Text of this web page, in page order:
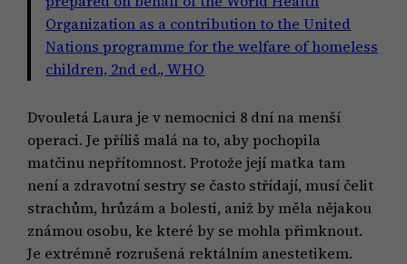
Organization as a contribution to the United
Nations programme for the welfare of homeless
children, 2nd ed., WHO
Dvouletá Laura je v nemocnici 8 dní na menší
operaci. Je příliš malá na to, aby pochopila
matčinu nepřítomnost. Protože její matka tam
není a zdravotní sestry se často střídají, musí čelit
strachům, hrůzám a bolesti, aniž by měla nějakou
známou osobu, ke které by se mohla přimknout.
Je extrémně rozrušená rektálním anestetikem.